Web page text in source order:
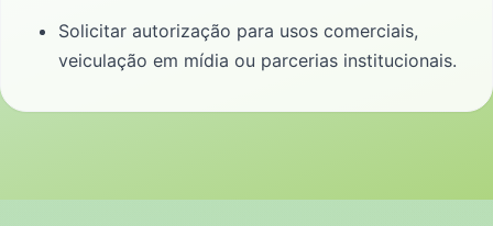
Solicitar autorização para usos comerciais,
veiculação em mídia ou parcerias institucionais.